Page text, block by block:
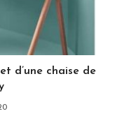
d’une chaise de